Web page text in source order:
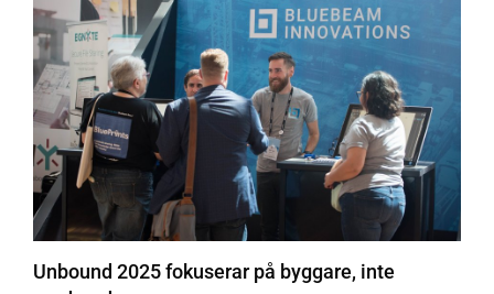
Unbound 2025 fokuserar på byggare, inte